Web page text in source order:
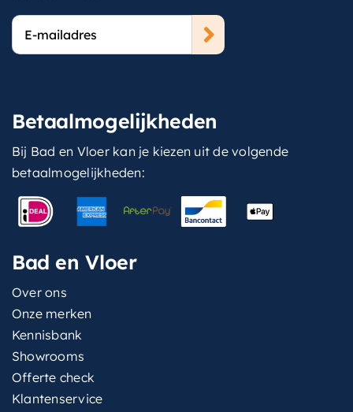
E-
mailadres
Betaalmogelijkheden
Bij Bad en Vloer kan je kiezen uit de volgende
betaalmogelijkheden:
Bad en Vloer
Over ons
Onze merken
Kennisbank
Showrooms
Offerte check
Klantenservice